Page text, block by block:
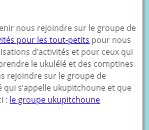
nous rejoindre sur le groupe de
pour les tout-petits pour nous
d’activités et pour ceux qui
le ukulélé et des comptines
rejoindre sur le groupe de
s’appelle ukupitchoune et que
: le groupe ukupitchoune